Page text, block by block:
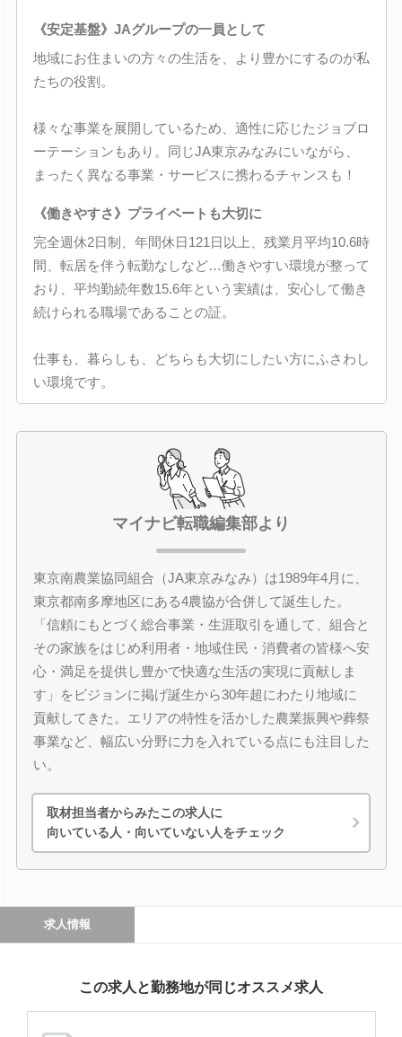
《安定基盤》JAグループの一員として
地域にお住まいの方々の生活を、より豊かにするのが私
たちの役割。
様々な事業を展開しているため、適性に応じたジョブロ
ーテーションもあり。同じJA東京みなみにいながら、
まったく異なる事業・サービスに携わるチャンスも！
《働きやすさ》プライベートも大切に
完全週休2日制、年間休日121日以上、残業月平均10.6時
間、転居を伴う転勤なしなど…働きやすい環境が整って
おり、平均勤続年数15.6年という実績は、安心して働き
続けられる職場であることの証。
仕事も、暮らしも、どちらも大切にしたい方にふさわし
い環境です。
マイナビ転職編集部より
東京南農業協同組合（JA東京みなみ）は1989年4月に、
東京都南多摩地区にある4農協が合併して誕生した。
「信頼にもとづく総合事業・生涯取引を通して、組合と
その家族をはじめ利用者・地域住民・消費者の皆様へ安
心・満足を提供し豊かで快適な生活の実現に貢献しま
す」をビジョンに掲げ誕生から30年超にわたり地域に
貢献してきた。エリアの特性を活かした農業振興や葬祭
事業など、幅広い分野に力を入れている点にも注目した
い。
取材担当者からみたこの求人に
向いている人・向いていない人をチェック
求人情報
この求人と勤務地が同じオススメ求人